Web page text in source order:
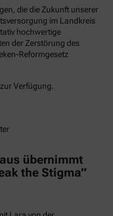
die die Zukunft unserer
im Landkreis
hochwertige
der Zerstörung des
Reformgesetz
Verfügung.
übernimmt
the Stigma”